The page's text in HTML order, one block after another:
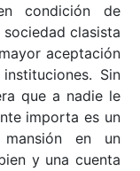
condición de
clasista
aceptación
Sin
que a nadie le
importa es un
en un
y una cuenta